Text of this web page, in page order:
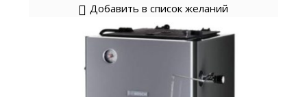
Добавить в список желаний